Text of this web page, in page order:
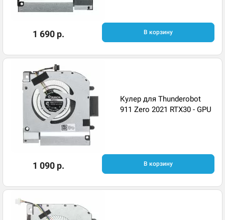
1 690 р. В корзину
Кулер для Thunderobot
911 Zero 2021 RTX30 - GPU
1 090 р. В корзину